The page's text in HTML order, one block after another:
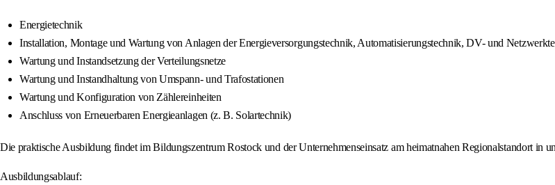
Energietechnik
Installation, Montage und Wartung von Anlagen der Energieversorgungstechnik, Automatisierungstechnik, DV- und
Wartung und Instandsetzung der Verteilungsnetze
Wartung und Instandhaltung von Umspann- und Trafostationen
Wartung und Konfiguration von Zählereinheiten
Anschluss von Erneuerbaren Energieanlagen (z. B. Solartechnik)
Die praktische Ausbildung findet im Bildungszentrum Rostock und der Unternehmenseinsatz am heimatnahen Regionalstandort in
Ausbildungsablauf: